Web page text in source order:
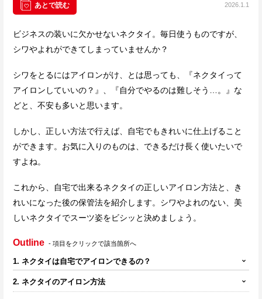
あとで読む 2026.1.1
ビジネスの装いに欠かせないネクタイ。毎日使うものですが、
シワやよれができてしまっていませんか？
シワをとるにはアイロンがけ、とは思っても、『ネクタイって
アイロンしていいの？』、『自分でやるのは難しそう…。』な
どと、不安も多いと思います。
しかし、正しい方法で行えば、自宅でもきれいに仕上げること
ができます。お気に入りのものは、できるだけ長く使いたいで
すよね。
これから、自宅で出来るネクタイの正しいアイロン方法と、き
れいになった後の保管法を紹介します。シワやよれのない、美
しいネクタイでスーツ姿をビシッと決めましょう。
Outline - 項目をクリックで該当箇所へ
1. ネクタイは自宅でアイロンできるの？
2. ネクタイのアイロン方法